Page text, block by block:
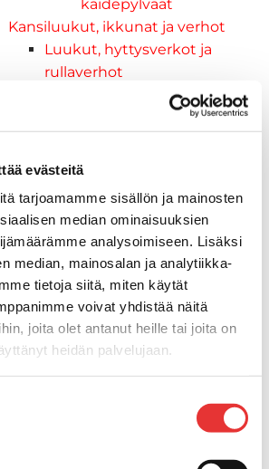
evästeitä
tarjoamamme sisällön ja mainosten
median ominaisuuksien
analysoimiseen. Lisäksi
median, mainosalan ja analytiikka-
tietoja siitä, miten käytät
voivat yhdistää näitä
joita olet antanut heille tai joita on
heidän palvelujaan.
kaidepylväät
Kansiluukut, ikkunat ja verhot
Luukut, hyttysverkot ja
rullaverhot
Kasettitikkaat
Keulatikkaat
Kiinnikkeet ja tukijalat
Kävelysillat
kiinnityshelat
Koukkupidike
, köli-, törmäyslistat ja kansikate